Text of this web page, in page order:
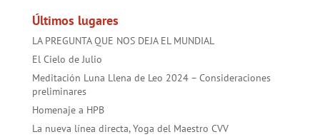
Últimos lugares
LA PREGUNTA QUE NOS DEJA EL MUNDIAL
El Cielo de Julio
Meditación Luna Llena de Leo 2024 – Consideraciones
preliminares
Homenaje a HPB
La nueva línea directa, Yoga del Maestro CVV